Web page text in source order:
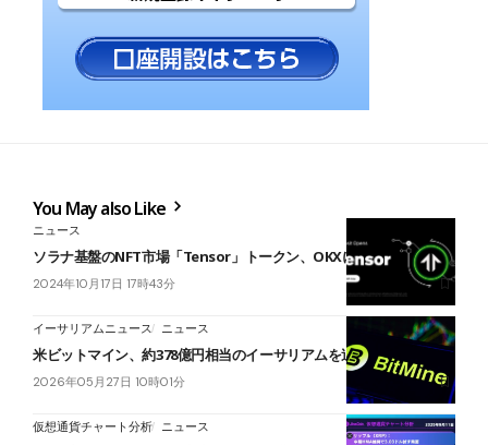
You May also Like
ニュース
ソラナ基盤のNFT市場「Tensor」トークン、OKXに上場
2024年10月17日 17時43分
イーサリアムニュース ニュース
米ビットマイン、約378億円相当のイーサリアムを追加購入
2026年05月27日 10時01分
仮想通貨チャート分析 ニュース